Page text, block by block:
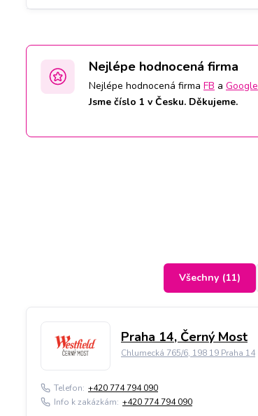
Nejlépe hodnocená firma
Nejlépe hodnocená firma FB a Google
Jsme číslo 1 v Česku. Děkujeme.
Všechny (11)
Praha 14, Černý Most
Chlumecká 765/6, 198 19 Praha 14
Telefon: +420 774 794 090
Info k zakázkám: +420 774 794 090